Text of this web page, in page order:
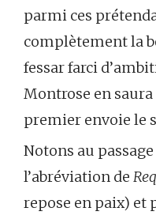
parmi ces
complètement la
fessar farci
Montrose en
premier envoie le
Notons au
l’abréviation de
repose en paix) et